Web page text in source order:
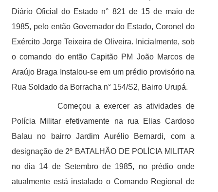
Diário Oficial do Estado n° 821 de 15 de maio de
1985, pelo então Governador do Estado, Coronel do
Exército Jorge Teixeira de Oliveira. Inicialmente, sob
o comando do então Capitão PM João Marcos de
Araújo Braga Instalou-se em um prédio provisório na
Rua Soldado da Borracha n° 154/S2, Bairro Urupá.
Começou a exercer as atividades de
Polícia Militar efetivamente na rua Elias Cardoso
Balau no bairro Jardim Aurélio Bernardi, com a
designação de 2º BATALHÃO DE POLÍCIA MILITAR
no dia 14 de Setembro de 1985, no prédio onde
atualmente está instalado o Comando Regional de